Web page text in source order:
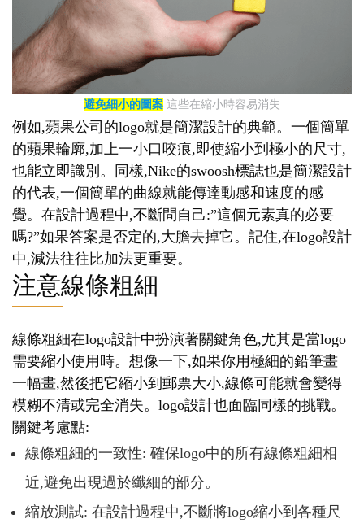
避免細小的圖案 這些在縮小時容易消失
例如,蘋果公司的logo就是簡潔設計的典範。一個簡單
的蘋果輪廓,加上一小口咬痕,即使縮小到極小的尺寸,
也能立即識別。同樣,Nike的swoosh標誌也是簡潔設計
的代表,一個簡單的曲線就能傳達動感和速度的感
覺。在設計過程中,不斷問自己:”這個元素真的必要
嗎?”如果答案是否定的,大膽去掉它。記住,在logo設計
中,減法往往比加法更重要。
注意線條粗細
線條粗細在logo設計中扮演著關鍵角色,尤其是當logo
需要縮小使用時。想像一下,如果你用極細的鉛筆畫
一幅畫,然後把它縮小到郵票大小,線條可能就會變得
模糊不清或完全消失。logo設計也面臨同樣的挑戰。
關鍵考慮點:
線條粗細的一致性: 確保logo中的所有線條粗細相
近,避免出現過於纖細的部分。
縮放測試: 在設計過程中,不斷將logo縮小到各種尺